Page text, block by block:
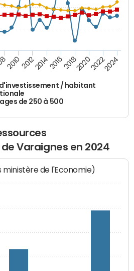
/ habitant
de 250 à 500
20102012201420162018202020222024
Varaignes en 2024
ministère de l'Economie)